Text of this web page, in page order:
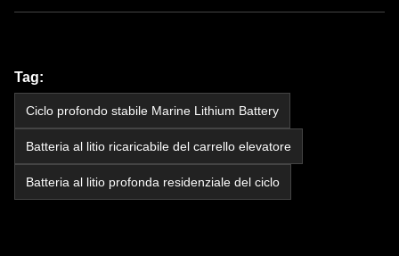
Tag:
Ciclo profondo stabile Marine Lithium Battery
Batteria al litio ricaricabile del carrello elevatore
Batteria al litio profonda residenziale del ciclo